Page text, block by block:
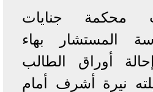
محكمة جنايات
المستشار بهاء
أوراق الطالب
نيرة أشرف أمام